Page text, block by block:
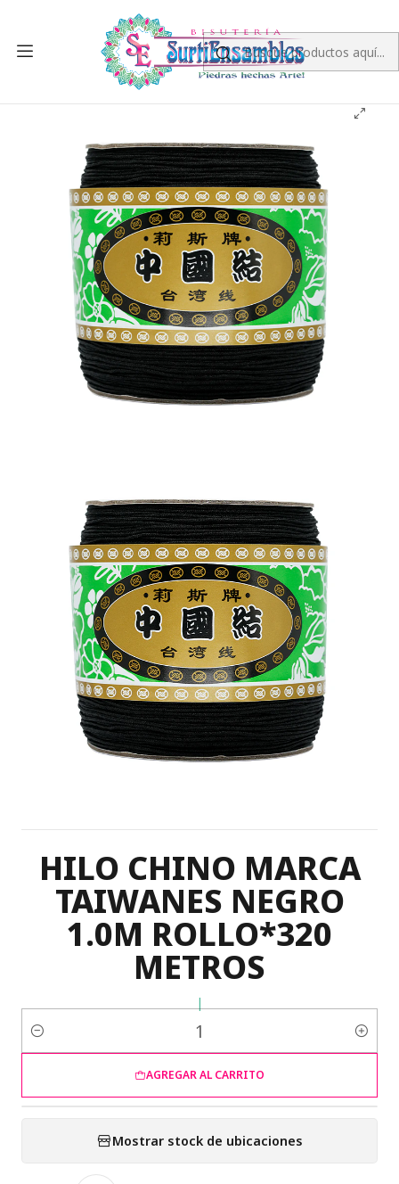
HILO CHINO
HILO CHINO MARCA TAIWANES NEGRO 1.0M ROLLO*320
METROS
HILO CHINO MARCA
TAIWANES NEGRO
1.0M ROLLO*320
METROS
|
Cantidad
AGREGAR AL CARRITO
Mostrar stock de ubicaciones